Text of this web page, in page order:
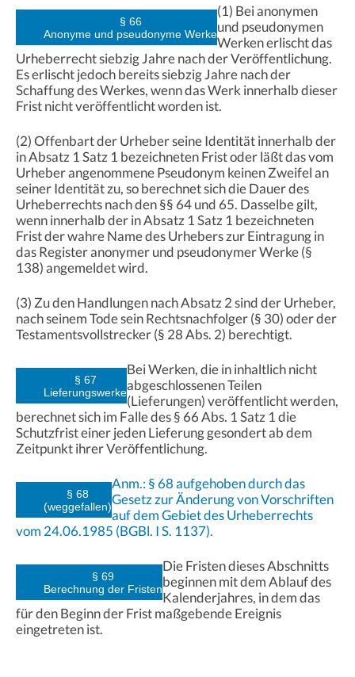
§ 66
Anonyme und pseudonyme Werke
(1) Bei anonymen
und pseudonymen
Werken erlischt das
Urheberrecht siebzig Jahre nach der Veröffentlichung.
Es erlischt jedoch bereits siebzig Jahre nach der
Schaffung des Werkes, wenn das Werk innerhalb dieser
Frist nicht veröffentlicht worden ist.
(2) Offenbart der Urheber seine Identität innerhalb der
in Absatz 1 Satz 1 bezeichneten Frist oder läßt das vom
Urheber angenommene Pseudonym keinen Zweifel an
seiner Identität zu, so berechnet sich die Dauer des
Urheberrechts nach den §§ 64 und 65. Dasselbe gilt,
wenn innerhalb der in Absatz 1 Satz 1 bezeichneten
Frist der wahre Name des Urhebers zur Eintragung in
das Register anonymer und pseudonymer Werke (§
138) angemeldet wird.
(3) Zu den Handlungen nach Absatz 2 sind der Urheber,
nach seinem Tode sein Rechtsnachfolger (§ 30) oder der
Testamentsvollstrecker (§ 28 Abs. 2) berechtigt.
§ 67
Lieferungswerke
Bei Werken, die in inhaltlich nicht
abgeschlossenen Teilen
(Lieferungen) veröffentlicht werden,
berechnet sich im Falle des § 66 Abs. 1 Satz 1 die
Schutzfrist einer jeden Lieferung gesondert ab dem
Zeitpunkt ihrer Veröffentlichung.
§ 68
(weggefallen)
Anm.: § 68 aufgehoben durch das
Gesetz zur Änderung von Vorschriften
auf dem Gebiet des Urheberrechts
vom 24.06.1985 (BGBl. I S. 1137).
§ 69
Berechnung der Fristen
Die Fristen dieses Abschnitts
beginnen mit dem Ablauf des
Kalenderjahres, in dem das
für den Beginn der Frist maßgebende Ereignis
eingetreten ist.